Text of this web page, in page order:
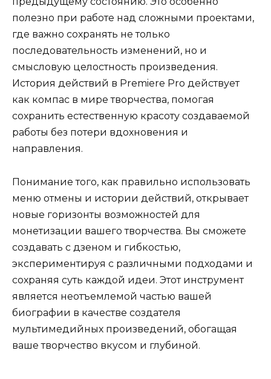
полезно при работе над сложными проектами,
где важно сохранять не только
последовательность изменений, но и
смысловую целостность произведения.
История действий в Premiere Pro действует
как компас в мире творчества, помогая
сохранить естественную красоту создаваемой
работы без потери вдохновения и
направления.
Понимание того, как правильно использовать
меню отмены и истории действий, открывает
новые горизонты возможностей для
монетизации вашего творчества. Вы сможете
создавать с дзеном и гибкостью,
экспериментируя с различными подходами и
сохраняя суть каждой идеи. Этот инструмент
является неотъемлемой частью вашей
биографии в качестве создателя
мультимедийных произведений, обогащая
ваше творчество вкусом и глубиной.